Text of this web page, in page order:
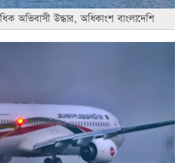
অভিবাসী উদ্ধার, অধিকাংশ বাংলাদেশি